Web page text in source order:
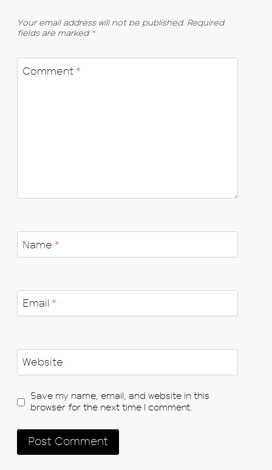
Your email address will not be published. Required
fields are marked *
Comment *
Name *
Email *
Website
Save my name, email, and website in this
browser for the next time I comment.